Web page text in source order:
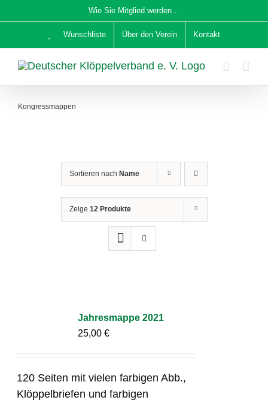
Inhalt
Wie Sie Mitglied werden…
Wunschliste Über den Verein Kontakt
Kongressmappen
Sortieren nach Name
Zeige 12 Produkte
Jahresmappe 2021
25,00€
120 Seiten mit vielen farbigen Abb.,
Klöppelbriefen und farbigen